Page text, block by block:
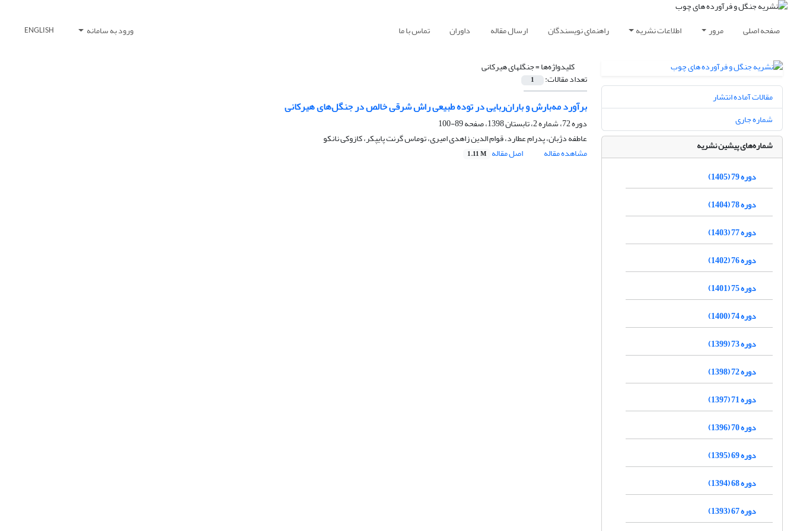
صفحه اصلی مرور اطلاعات نشریه راهنمای نویسندگان ارسال مقاله داوران تماس با ما ورود به سامانه ENGLISH
کلیدواژه‌ها =جنگلهای هیرکانی
تعداد مقالات: 1
برآورد مه‌بارش و باران‌ربایی در توده طبیعی راش شرقی خالص در جنگل‌های‌ هیرکانی
دوره 72، شماره 2، تابستان 1398، صفحه
89-100
عاطفه دژبان، پدرام عطارد، قوام الدین زاهدی امیری، توماس گرنت پایپکر، کازوکی نانکو
مشاهده مقاله
اصل مقاله 1.11 M
مقالات آماده انتشار
شماره جاری
شماره‌های پیشین نشریه
دوره 79 (1405)
دوره 78 (1404)
دوره 77 (1403)
دوره 76 (1402)
دوره 75 (1401)
دوره 74 (1400)
دوره 73 (1399)
دوره 72 (1398)
دوره 71 (1397)
دوره 70 (1396)
دوره 69 (1395)
دوره 68 (1394)
دوره 67 (1393)